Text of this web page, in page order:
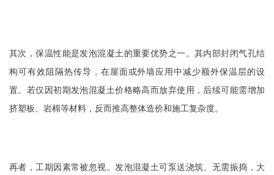
其次，保温性能是发泡混凝土的重要优势之一。其内部封闭气孔结
构可有效阻隔热传导，在屋面或外墙应用中减少额外保温层的设
置。若仅因初期发泡混凝土价格略高而放弃使用，后续可能需增加
挤塑板、岩棉等材料，反而推高整体造价和施工复杂度。
再者，工期因素常被忽视。发泡混凝土可泵送浇筑、无需振捣，大